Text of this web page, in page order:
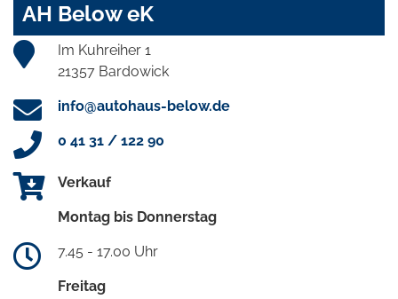
AH Below eK
Im Kuhreiher 1
21357 Bardowick
info@autohaus-below.de
0 41 31 / 122 90
Verkauf
Montag bis Donnerstag
7.45 - 17.00 Uhr
Freitag